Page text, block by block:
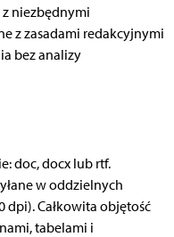
niezbędnymi
z zasadami redakcyjnymi
bez analizy
doc, docx lub rtf.
w oddzielnych
dpi). Całkowita objętość
tabelami i